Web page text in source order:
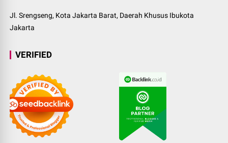
Jl. Srengseng, Kota Jakarta Barat, Daerah Khusus Ibukota
Jakarta
VERIFIED